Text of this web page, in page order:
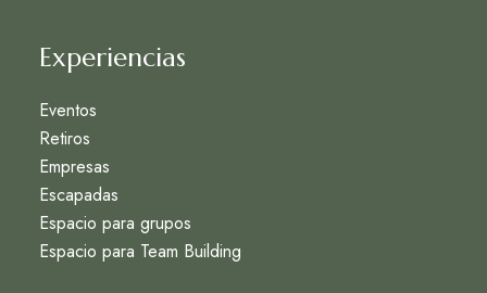
Experiencias
Eventos
Retiros
Empresas
Escapadas
Espacio para grupos
Espacio para Team Building